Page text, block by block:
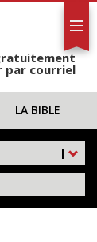
par courriel
LA BIBLE
|